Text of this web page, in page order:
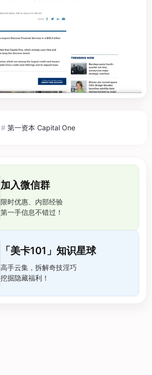
# 第一资本 Capital One
加入微信群
限时优惠、内部经验
第一手信息不错过！
「美卡101」知识星球
高手云集，拆解奇技淫巧
挖掘隐藏福利！